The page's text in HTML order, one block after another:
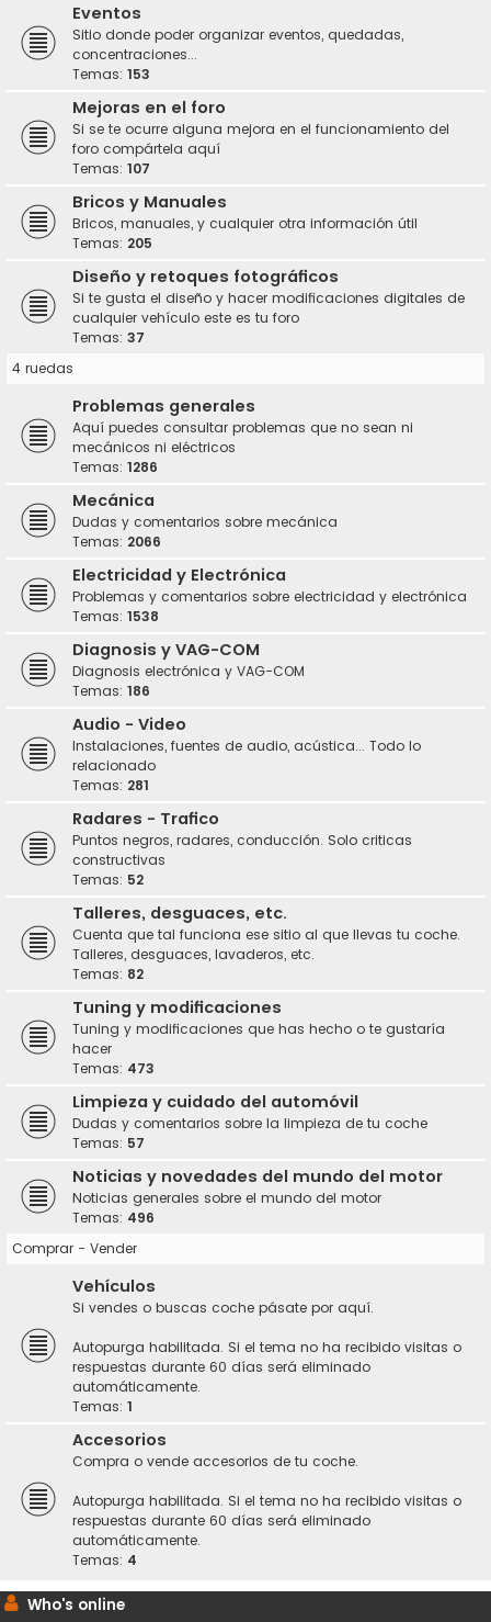
Eventos
Sitio donde poder organizar eventos, quedadas,
concentraciones...
Temas: 153
Mejoras en el foro
Si se te ocurre alguna mejora en el funcionamiento del
foro compártela aquí
Temas: 107
Bricos y Manuales
Bricos, manuales, y cualquier otra información útil
Temas: 205
Diseño y retoques fotográficos
Si te gusta el diseño y hacer modificaciones digitales de
cualquier vehículo este es tu foro
Temas: 37
4 ruedas
Problemas generales
Aquí puedes consultar problemas que no sean ni
mecánicos ni eléctricos
Temas: 1286
Mecánica
Dudas y comentarios sobre mecánica
Temas: 2066
Electricidad y Electrónica
Problemas y comentarios sobre electricidad y electrónica
Temas: 1538
Diagnosis y VAG-COM
Diagnosis electrónica y VAG-COM
Temas: 186
Audio - Video
Instalaciones, fuentes de audio, acústica... Todo lo
relacionado
Temas: 281
Radares - Trafico
Puntos negros, radares, conducción. Solo criticas
constructivas
Temas: 52
Talleres, desguaces, etc.
Cuenta que tal funciona ese sitio al que llevas tu coche.
Talleres, desguaces, lavaderos, etc.
Temas: 82
Tuning y modificaciones
Tuning y modificaciones que has hecho o te gustaría
hacer
Temas: 473
Limpieza y cuidado del automóvil
Dudas y comentarios sobre la limpieza de tu coche
Temas: 57
Noticias y novedades del mundo del motor
Noticias generales sobre el mundo del motor
Temas: 496
Comprar - Vender
Vehículos
Si vendes o buscas coche pásate por aquí.
Autopurga habilitada. Si el tema no ha recibido visitas o
respuestas durante 60 días será eliminado
automáticamente.
Temas: 1
Accesorios
Compra o vende accesorios de tu coche.
Autopurga habilitada. Si el tema no ha recibido visitas o
respuestas durante 60 días será eliminado
automáticamente.
Temas: 4
Who's online